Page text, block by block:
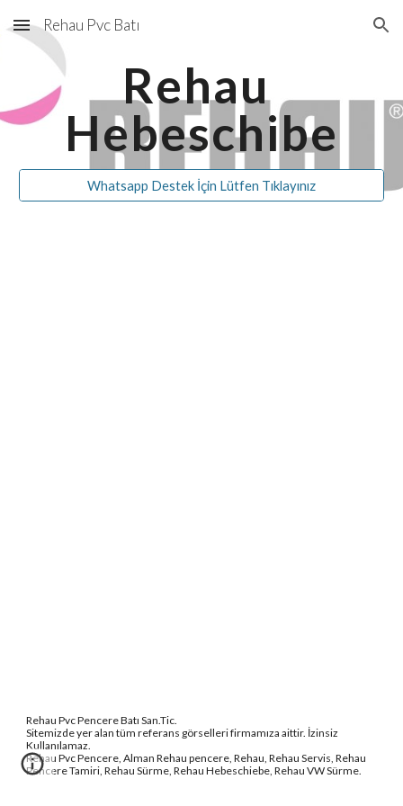
Skip to main content Skip to navigation
Rehau Pvc Batı
Rehau
Hebeschibe
Whatsapp Destek İçin Lütfen Tıklayınız
Rehau Pvc Pencere Batı San.Tic.
Sitemizde yer alan tüm referans görselleri firmamıza aittir. İzinsiz
Kullanılamaz.
Rehau Pvc Pencere, Alman Rehau pencere, Rehau, Rehau Servis, Rehau
Pencere Tamiri, Rehau Sürme, Rehau Hebeschiebe, Rehau VW Sürme.